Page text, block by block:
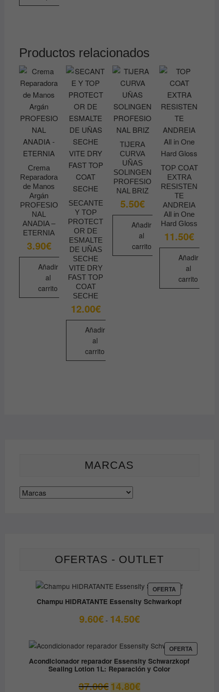
múltiples
variantes.
Las
opciones
se
pueden
elegir
en
la
página
producto
Productos relacionados
Crema
Reparadora
de Manos
Argán
PROFESIO
NAL
ANADIA –
ETERNIA
3.90€
Añadir
al
carrito
SECANTE
Y TOP
PROTECT
OR DE
ESMALTE
DE UÑAS
SECHE
VITE DRY
FAST TOP
COAT
SECHE
12.00€
Añadir
al
carrito
TIJERA
CURVA
UÑAS
SOLINGEN
PROFESIO
NAL BRIZ
5.50€
Añadir
al
carrito
TOP COAT
EXTRA
RESISTEN
TE
ANDREIA
All in One
Hard Gloss
11.50€
Añadir
al
carrito
MARCAS
OFERTAS - OUTLET
OFERTA PRODUCTO
EN
OFERTA
Champu HIDRATANTE Essensity Schwarkopf
9.60€ - 14.50€Rango
desde
9.60€
hasta
14.50€
OFERTA
EN
Acondicionador reparador Essensity Schwarzkopf
Sealing Lotion 1L: Reparación y Color
37.00€ El
14.80€El